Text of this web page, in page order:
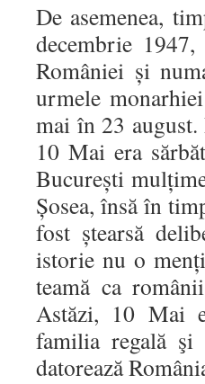
De asemenea,
decembrie
României și
urmele
mai în 23
10 Mai era
București
Șosea, însă în
fost ștearsă
istorie nu o
teamă ca
Astăzi, 10 Mai
familia regală
datorează